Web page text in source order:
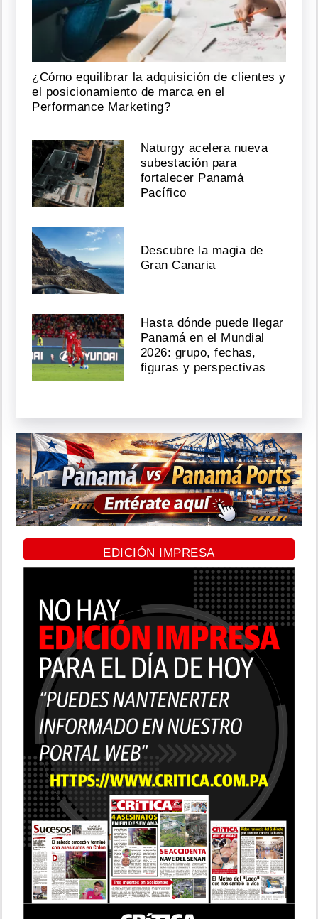
¿Cómo equilibrar la adquisición de clientes y
el posicionamiento de marca en el
Performance Marketing?
Naturgy acelera nueva
subestación para
fortalecer Panamá
Pacífico
Descubre la magia de
Gran Canaria
Hasta dónde puede llegar
Panamá en el Mundial
2026: grupo, fechas,
figuras y perspectivas
EDICIÓN IMPRESA